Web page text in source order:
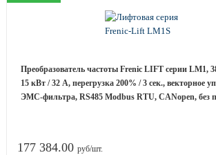
Преобразователь частоты Frenic LIFT серии LM1,
15 кВт / 32 A, перегрузка 200% / 3 сек., векторное
ЭМС-фильтра, RS485 Modbus RTU, CANopen, без
177 384.00 руб/шт.